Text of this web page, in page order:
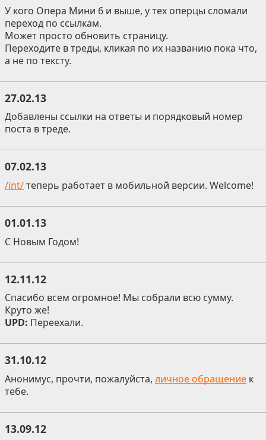
У кого Опера Мини 6 и выше, у тех оперцы сломали
переход по ссылкам.
Может просто обновить страницу.
Переходите в треды, кликая по их названию пока что,
а не по тексту.
27.02.13
Добавлены ссылки на ответы и порядковый номер
поста в треде.
07.02.13
/int/теперь работает в мобильной версии. Welcome!
01.01.13
С Новым Годом!
12.11.12
Спасибо всем огромное! Мы собрали всю сумму.
Круто же!
UPD: Переехали.
31.10.12
Анонимус, прочти, пожалуйста, личное обращение к
тебе.
13.09.12